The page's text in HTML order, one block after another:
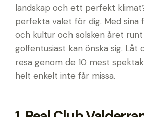
landskap och ett perfekt
perfekta valet för dig. Med
och kultur och solsken året
golfentusiast kan önska sig. Låt
resa genom de 10 mest
helt enkelt inte får missa.